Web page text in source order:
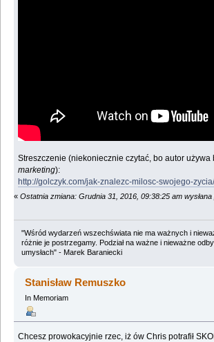
Streszczenie (niekoniecznie czytać, bo autor używa
marketing):
http://golczyk.com/jak-znalezc-milosc-swojego-
« Ostatnia zmiana: Grudnia 31, 2016, 09:38:25 am
"Wśród wydarzeń wszechświata nie ma ważnych i
różnie je postrzegamy. Podział na ważne i nieważne
umysłach" - Marek Baraniecki
Stanisław Remuszko
In Memoriam
Chcesz prowokacyjnie rzec, iż ów Chris potrafił